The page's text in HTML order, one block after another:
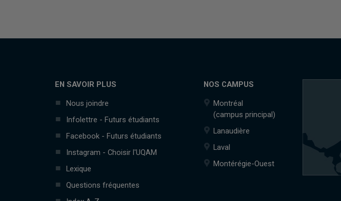
EN SAVOIR PLUS
Nous joindre
Infolettre - Futurs étudiants
Facebook - Futurs étudiants
Instagram - Choisir l'UQAM
Lexique
Questions fréquentes
NOS CAMPUS
Montréal
(campus principal)
Lanaudière
Laval
Montérégie-Ouest